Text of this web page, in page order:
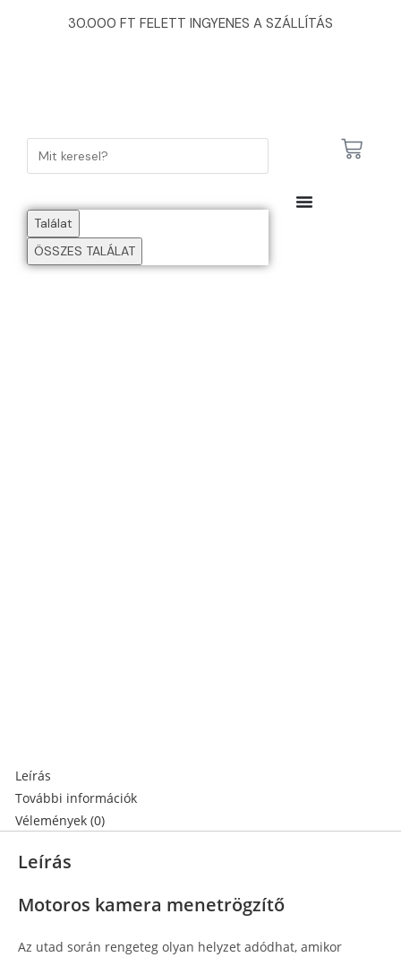
30.000 FT FELETT INGYENES A SZÁLLÍTÁS
Találat
ÖSSZES TALÁLAT
Leírás
További információk
Vélemények (0)
Leírás
Motoros kamera menetrögzítő
Az utad során rengeteg olyan helyzet adódhat, amikor